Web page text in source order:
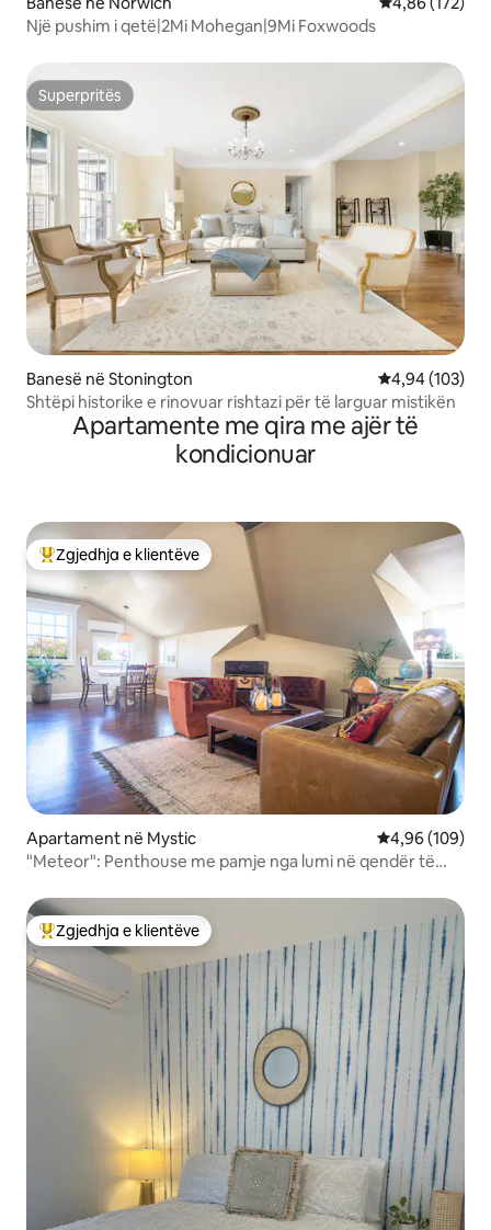
Një pushim i qetë|2Mi Mohegan|9Mi Foxwoods
Superpritës
Superpritës
Banesë në Stonington Vlerësimi
4,94 (103)
Shtëpi historike e rinovuar rishtazi për të larguar mistikën
Apartamente me qira me ajër të
kondicionuar
Më të mirat e zgjedhjeve të klientëve
Zgjedhja e klientëve
Apartament në Mystic Vlerësimi
4,96 (109)
"Meteor": Penthouse me pamje nga lumi në qendër të
Më të mirat e zgjedhjeve të klientëve
Zgjedhja e klientëve